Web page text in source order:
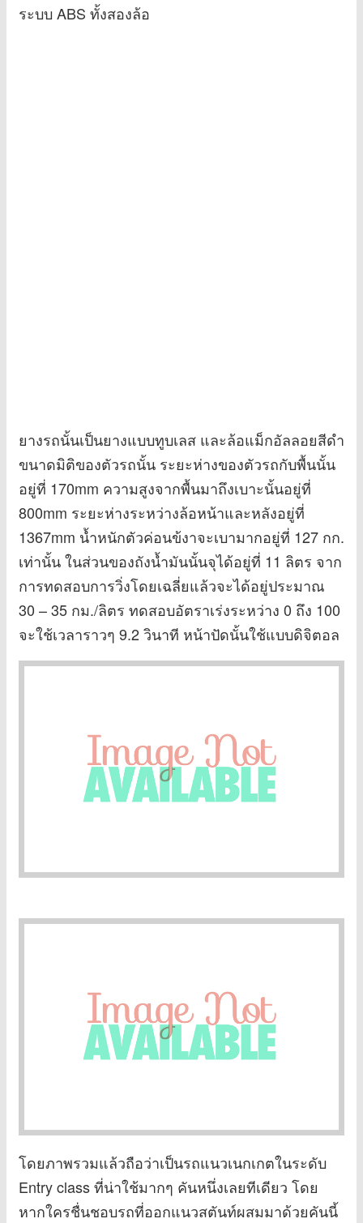
ระบบ ABS ทั้งสองล้อ
ยางรถนั้นเป็นยางแบบทูบเลส และล้อแม็กอัลลอยสีดำ
ขนาดมิติของตัวรถนั้น ระยะห่างของตัวรถกับพื้นนั้น
อยู่ที่ 170mm ความสูงจากพื้นมาถึงเบาะนั้นอยู่ที่
800mm ระยะห่างระหว่างล้อหน้าและหลังอยู่ที่
1367mm น้ำหนักตัวค่อนข้งาจะเบามากอยู่ที่ 127 กก.
เท่านั้น ในส่วนของถังน้ำมันนั้นจุได้อยู่ที่ 11 ลิตร จาก
การทดสอบการวิ่งโดยเฉลี่ยแล้วจะได้อยู่ประมาณ
30 – 35 กม./ลิตร ทดสอบอัตราเร่งระหว่าง 0 ถึง 100
จะใช้เวลาราวๆ 9.2 วินาที หน้าปัดนั้นใช้แบบดิจิตอล
โดยภาพรวมแล้วถือว่าเป็นรถแนวเนกเกตในระดับ
Entry class ที่น่าใช้มากๆ คันหนึ่งเลยทีเดียว โดย
หากใครชื่นชอบรถที่ออกแนวสตันท์ผสมมาด้วยคันนี้